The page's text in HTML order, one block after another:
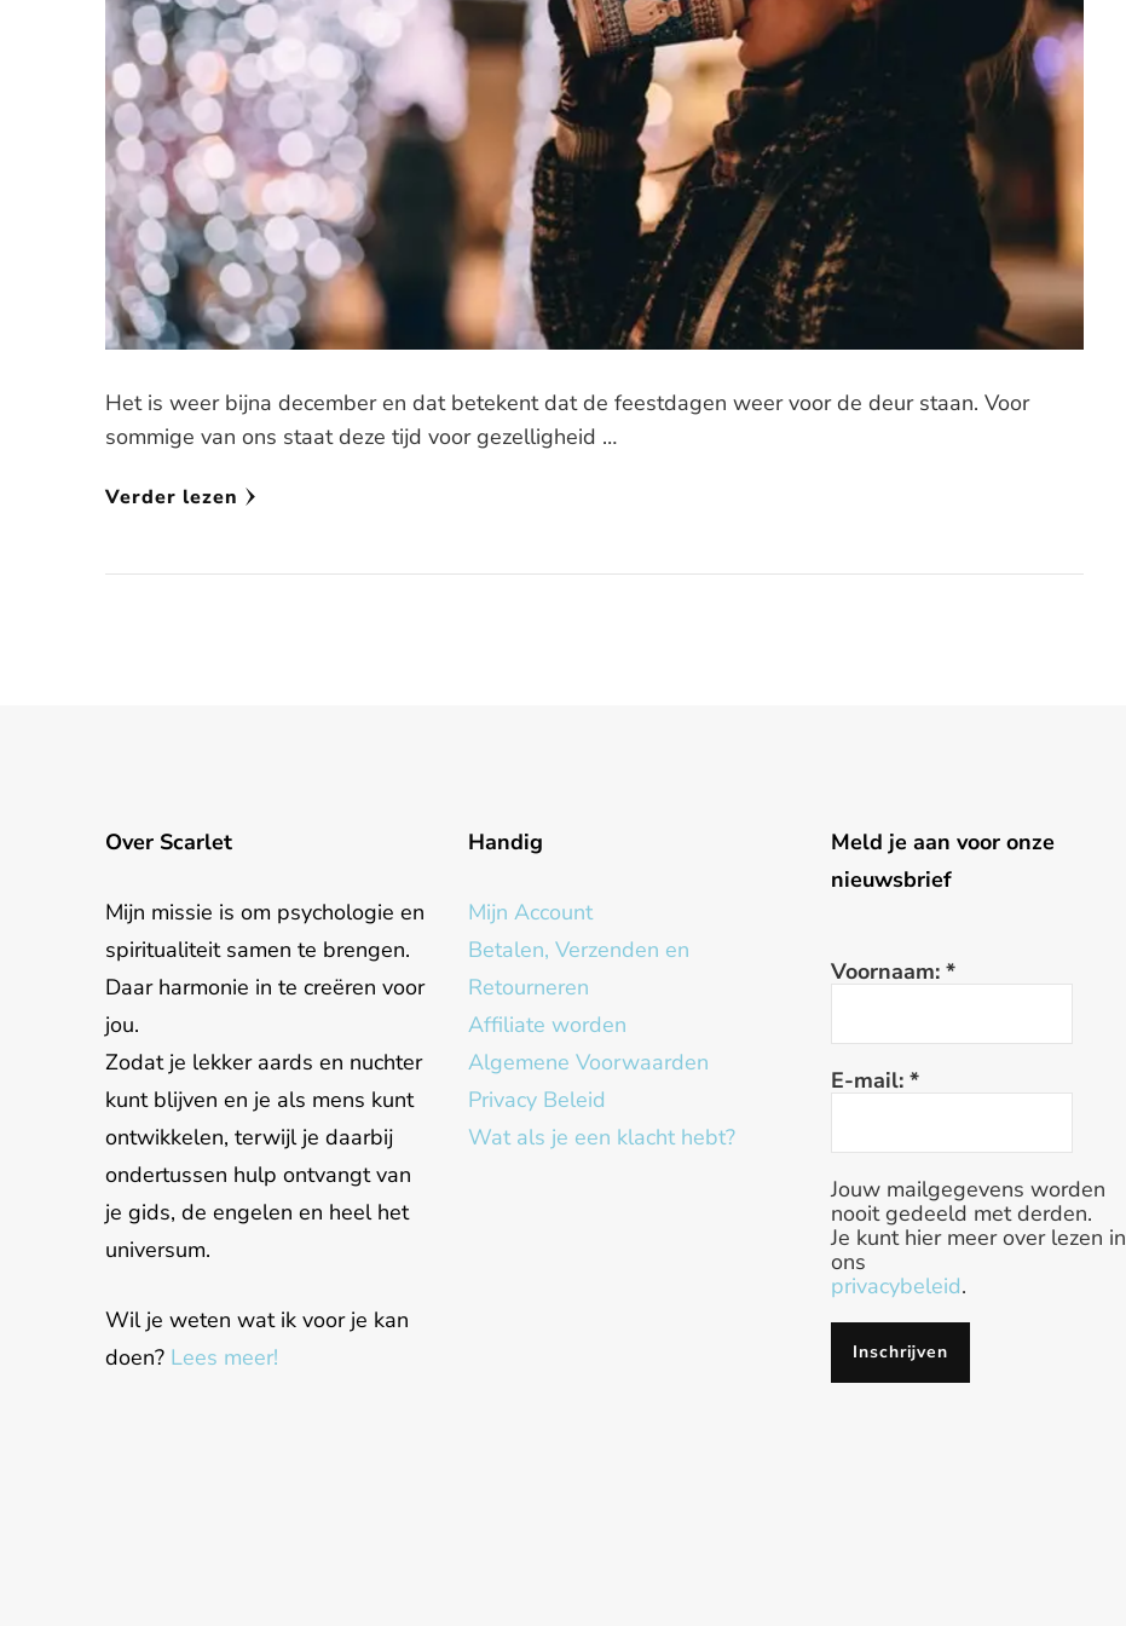
Het is weer bijna december en dat betekent dat de feestdagen weer voor de deur staan. Voor
sommige van ons staat deze tijd voor gezelligheid …
Verder lezen
Over Scarlet
Mijn missie is om psychologie en
spiritualiteit samen te brengen.
Daar harmonie in te creëren voor
jou.
Zodat je lekker aards en nuchter
kunt blijven en je als mens kunt
ontwikkelen, terwijl je daarbij
ondertussen hulp ontvangt van
je gids, de engelen en heel het
universum.
Wil je weten wat ik voor je kan
doen? Lees meer!
Handig
Mijn Account
Betalen, Verzenden en
Retourneren
Affiliate worden
Algemene Voorwaarden
Privacy Beleid
Wat als je een klacht hebt?
Meld je aan voor onze
nieuwsbrief
Voornaam:*
E-mail:*
Jouw mailgegevens worden
nooit gedeeld met derden.
Je kunt hier meer over lezen in
ons
privacybeleid.